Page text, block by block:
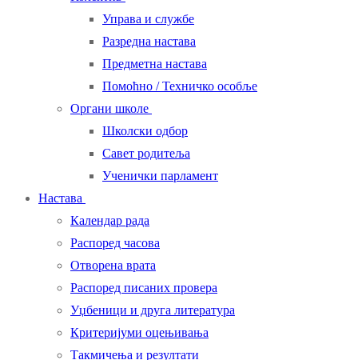
Управа и службе
Разредна настава
Предметна настава
Помоћно / Техничко особље
Органи школе
Школски одбор
Савет родитеља
Ученички парламент
Настава
Календар рада
Распоред часова
Отворена врата
Распоред писаних провера
Уџбеници и друга литература
Критеријуми оцењивања
Такмичења и резултати